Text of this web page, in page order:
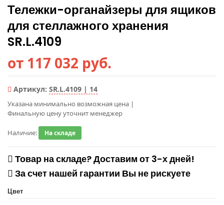
Тележки-органайзеры для ящиков
для стеллажного хранения
SR.L.4109
от 117 032 руб.
Артикул: SR.L.4109 | 14
Указана минимально возможная цена |
Финальную цену уточнит менеджер
Наличие: На складе
Товар на складе? Доставим от 3-х дней!
За счет нашей гарантии Вы не рискуете
Цвет